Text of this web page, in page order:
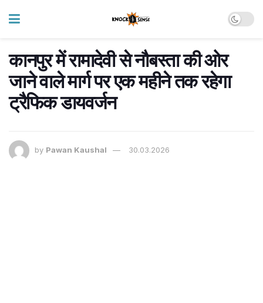
कानपुर में रामादेवी से नौबस्ता की ओर
जाने वाले मार्ग पर एक महीने तक रहेगा
ट्रैफिक डायवर्जन
by Pawan Kaushal 30.03.2026